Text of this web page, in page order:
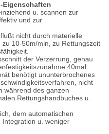
Eigenschaften
u. scannen zur
und zur
nicht durch materielle
10-50m/min, zu Rettungszeit
der Verzerrung, genau
40mal.
benötigt ununterbrochenes
nicht
während des ganzen
Rettungshandbuches u.
dem automatischen
u. weniger